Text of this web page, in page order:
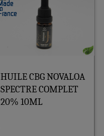
HUILE CBG NOVALOA
SPECTRE COMPLET
20% 10ML